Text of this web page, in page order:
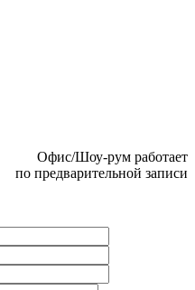
Офис/Шоу-рум работает
по предварительной записи